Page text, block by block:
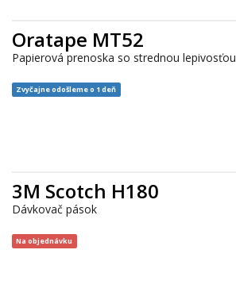
Oratape MT52
Papierová prenoska so strednou lepivosťou
Zvyčajne odošleme o 1 deň
3M Scotch H180
Dávkovač pások
Na objednávku